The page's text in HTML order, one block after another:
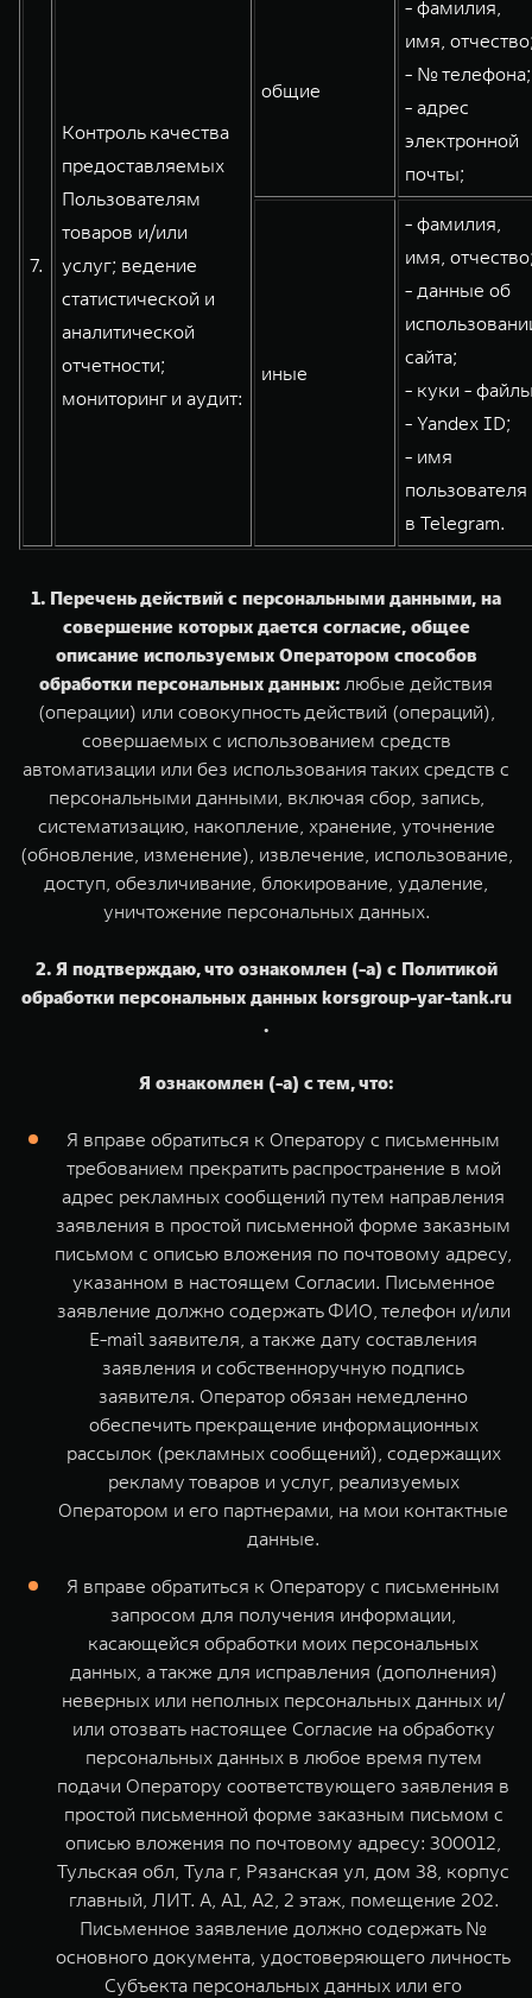
7.
Контроль качества
предоставляемых
Пользователям
товаров и/или
услуг; ведение
статистической и
аналитической
отчетности;
мониторинг и аудит:
общие
- фамилия,
имя,
- № телефона;
- адрес
электронной
почты;
иные
- фамилия,
имя,
- данные об
сайта;
- куки -
- Yandex ID;
- имя
пользователя
в Telegram.
1. Перечень действий с персональными данными, на
совершение которых дается согласие, общее
описание используемых Оператором способов
обработки персональных данных: любые действия
(операции) или совокупность действий (операций),
совершаемых с использованием средств
автоматизации или без использования таких средств с
персональными данными, включая сбор, запись,
систематизацию, накопление, хранение, уточнение
(обновление, изменение), извлечение, использование,
доступ, обезличивание, блокирование, удаление,
уничтожение персональных данных.
2. Я подтверждаю, что ознакомлен (-а) с Политикой
обработки персональных данных korsgroup-yar-tank.ru
.
Я ознакомлен (-а) с тем, что:
Я вправе обратиться к Оператору с письменным
требованием прекратить распространение в мой
адрес рекламных сообщений путем направления
заявления в простой письменной форме заказным
письмом с описью вложения по почтовому адресу,
указанном в настоящем Согласии. Письменное
заявление должно содержать ФИО, телефон и/или
E-mail заявителя, а также дату составления
заявления и собственноручную подпись
заявителя. Оператор обязан немедленно
обеспечить прекращение информационных
рассылок (рекламных сообщений), содержащих
рекламу товаров и услуг, реализуемых
Оператором и его партнерами, на мои контактные
данные.
Я вправе обратиться к Оператору с письменным
запросом для получения информации,
касающейся обработки моих персональных
данных, а также для исправления (дополнения)
неверных или неполных персональных данных и/
или отозвать настоящее Согласие на обработку
персональных данных в любое время путем
подачи Оператору соответствующего заявления в
простой письменной форме заказным письмом с
описью вложения по почтовому адресу: 300012,
Тульская обл, Тула г, Рязанская ул, дом 38, корпус
главный, ЛИТ. А, А1, А2, 2 этаж, помещение 202.
Письменное заявление должно содержать №
основного документа, удостоверяющего личность
Субъекта персональных данных или его